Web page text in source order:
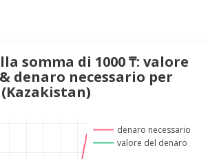
somma di 1000 ₸: valore
denaro necessario per
denaro necessario
valore del denaro